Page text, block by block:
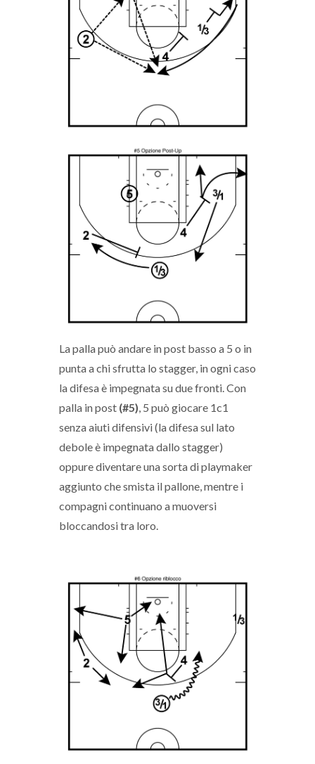
La palla può andare in post basso a 5 o in
punta a chi sfrutta lo stagger, in ogni caso
la difesa è impegnata su due fronti. Con
palla in post (#5) , 5 può giocare 1c1
senza aiuti difensivi (la difesa sul lato
debole è impegnata dallo stagger)
oppure diventare una sorta di playmaker
aggiunto che smista il pallone, mentre i
compagni continuano a muoversi
bloccandosi tra loro.